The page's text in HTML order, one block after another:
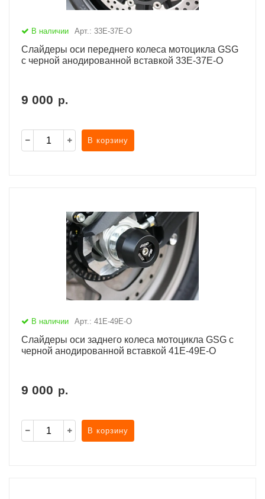
В наличии Арт.: 33E-37E-O
Слайдеры оси переднего колеса мотоцикла GSG
с черной анодированной вставкой 33E-37E-O
9 000 р.
В корзину
В наличии Арт.: 41E-49E-O
Слайдеры оси заднего колеса мотоцикла GSG с
черной анодированной вставкой 41E-49E-O
9 000 р.
В корзину